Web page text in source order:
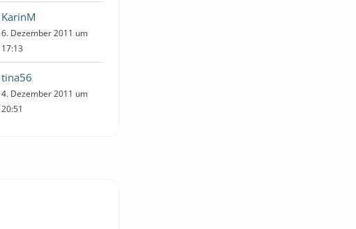
KarinM
6. Dezember 2011 um
17:13
tina56
4. Dezember 2011 um
20:51